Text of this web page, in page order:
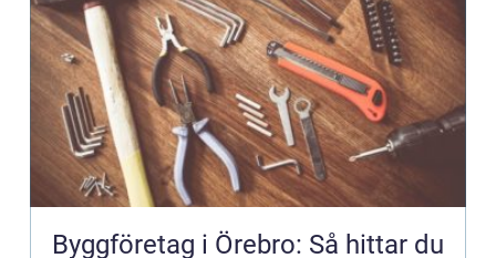
Byggföretag i Örebro: Så hittar du